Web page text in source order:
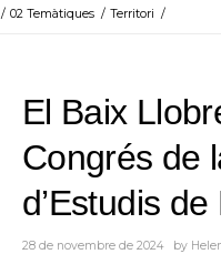
/ 02 Temàtiques / Territori /
El Baix
Congrés de
d’Estudis
28 de novembre de 2024 by